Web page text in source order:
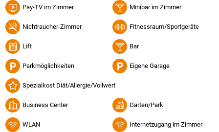
Pay-TV im Zimmer Minibar im Zimmer
Nichtraucher-Zimmer Fitnessraum/Sportgeräte
Lift Bar
Parkmöglichkeiten Eigene Garage
Spezialkost Diät/Allergie/Vollwert
Business Center Garten/Park
WLAN Internetzugang im Zimmer